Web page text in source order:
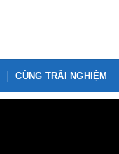
CÙNG TRẢI NGHIỆM